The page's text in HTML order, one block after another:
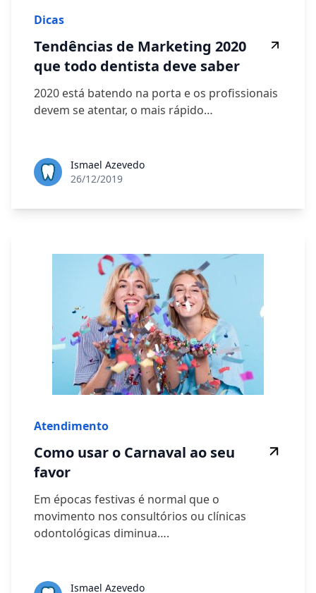
Dicas
Tendências de Marketing 2020
que todo dentista deve saber
2020 está batendo na porta e os profissionais
devem se atentar, o mais rápido…
Ismael Azevedo
26/12/2019
Atendimento
Como usar o Carnaval ao seu
favor
Em épocas festivas é normal que o
movimento nos consultórios ou clínicas
odontológicas diminua….
Ismael Azevedo